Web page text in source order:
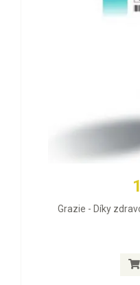
Grazie - Díky